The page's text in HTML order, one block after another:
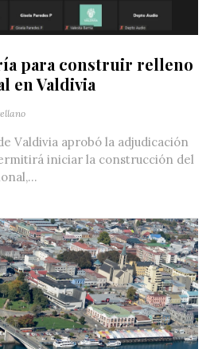
para construir relleno
en Valdivia
Valdivia aprobó la adjudicación
iniciar la construcción del